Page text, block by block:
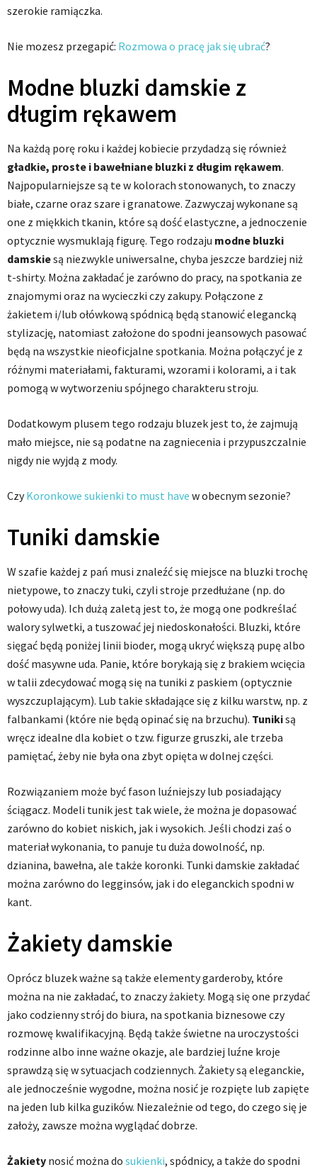
szerokie ramiączka.
Nie mozesz przegapić: Rozmowa o pracę jak się ubrać?
Modne bluzki damskie z
długim rękawem
Na każdą porę roku i każdej kobiecie przydadzą się również
gładkie, proste i bawełniane bluzki z długim rękawem.
Najpopularniejsze są te w kolorach stonowanych, to znaczy
białe, czarne oraz szare i granatowe. Zazwyczaj wykonane są
one z miękkich tkanin, które są dość elastyczne, a jednoczenie
optycznie wysmuklają figurę. Tego rodzaju modne bluzki
damskiesą niezwykle uniwersalne, chyba jeszcze bardziej niż
t-shirty. Można zakładać je zarówno do pracy, na spotkania ze
znajomymi oraz na wycieczki czy zakupy. Połączone z
żakietem i/lub ołówkową spódnicą będą stanowić elegancką
stylizację, natomiast założone do spodni jeansowych pasować
będą na wszystkie nieoficjalne spotkania. Można połączyć je z
różnymi materiałami, fakturami, wzorami i kolorami, a i tak
pomogą w wytworzeniu spójnego charakteru stroju.
Dodatkowym plusem tego rodzaju bluzek jest to, że zajmują
mało miejsce, nie są podatne na zagniecenia i przypuszczalnie
nigdy nie wyjdą z mody.
CzyKoronkowe sukienki to must have w obecnym sezonie?
Tuniki damskie
W szafie każdej z pań musi znaleźć się miejsce na bluzki trochę
nietypowe, to znaczy tuki, czyli stroje przedłużane (np. do
połowy uda). Ich dużą zaletą jest to, że mogą one podkreślać
walory sylwetki, a tuszować jej niedoskonałości. Bluzki, które
sięgać będą poniżej linii bioder, mogą ukryć większą pupę albo
dość masywne uda. Panie, które borykają się z brakiem wcięcia
w talii zdecydować mogą się na tuniki z paskiem (optycznie
wyszczuplającym). Lub takie składające się z kilku warstw, np. z
falbankami (które nie będą opinać się na brzuchu). Tunikisą
wręcz idealne dla kobiet o tzw. figurze gruszki, ale trzeba
pamiętać, żeby nie była ona zbyt opięta w dolnej części.
Rozwiązaniem może być fason luźniejszy lub posiadający
ściągacz. Modeli tunik jest tak wiele, że można je dopasować
zarówno do kobiet niskich, jak i wysokich. Jeśli chodzi zaś o
materiał wykonania, to panuje tu duża dowolność, np.
dzianina, bawełna, ale także koronki. Tunki damskie zakładać
można zarówno do legginsów, jak i do eleganckich spodni w
kant.
Żakiety damskie
Oprócz bluzek ważne są także elementy garderoby, które
można na nie zakładać, to znaczy żakiety. Mogą się one przydać
jako codzienny strój do biura, na spotkania biznesowe czy
rozmowę kwalifikacyjną. Będą także świetne na uroczystości
rodzinne albo inne ważne okazje, ale bardziej luźne kroje
sprawdzą się w sytuacjach codziennych. Żakiety są eleganckie,
ale jednocześnie wygodne, można nosić je rozpięte lub zapięte
na jeden lub kilka guzików. Niezależnie od tego, do czego się je
założy, zawsze można wyglądać dobrze.
Żakiety nosić można do sukienki, spódnicy, a także do spodni